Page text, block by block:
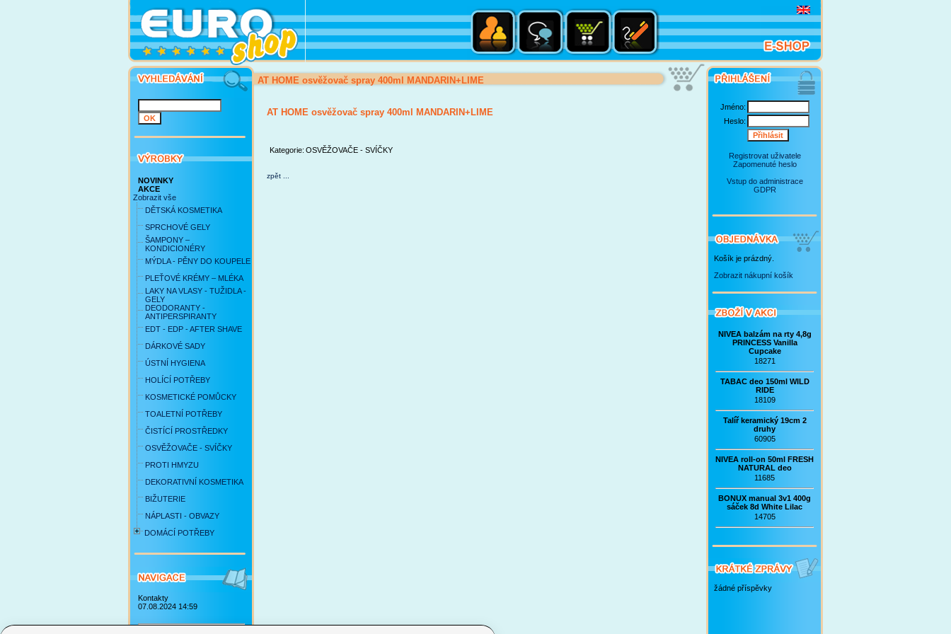
NOVINKY
AKCE
Zobrazit vše
DĚTSKÁ KOSMETIKA
SPRCHOVÉ GELY
ŠAMPONY –
KONDICIONÉRY
MÝDLA - PĚNY DO KOUPELE
PLEŤOVÉ KRÉMY – MLÉKA
LAKY NA VLASY - TUŽIDLA -
GELY
DEODORANTY -
ANTIPERSPIRANTY
EDT - EDP - AFTER SHAVE
DÁRKOVÉ SADY
ÚSTNÍ HYGIENA
HOLÍCÍ POTŘEBY
KOSMETICKÉ POMŮCKY
TOALETNÍ POTŘEBY
ČISTÍCÍ PROSTŘEDKY
OSVĚŽOVAČE - SVÍČKY
PROTI HMYZU
DEKORATIVNÍ KOSMETIKA
BIŽUTERIE
NÁPLASTI - OBVAZY
DOMÁCÍ POTŘEBY
Kontakty
07.08.2024 14:59
AT HOME osvěžovač spray 400ml MANDARIN+LIME
AT HOME osvěžovač spray 400ml MANDARIN+LIME
Kategorie: OSVĚŽOVAČE - SVÍČKY
zpět ...
Jméno:
Heslo:
Registrovat uživatele
Zapomenuté heslo
Vstup do administrace
GDPR
Košík je prázdný.
Zobrazit nákupní košík
NIVEA balzám na rty 4,8g
PRINCESS Vanilla
Cupcake
18271
TABAC deo 150ml WILD
RIDE
18109
Talíř keramický 19cm 2
druhy
60905
NIVEA roll-on 50ml FRESH
NATURAL deo
11685
BONUX manual 3v1 400g
sáček 8d White Lilac
14705
žádné příspěvky